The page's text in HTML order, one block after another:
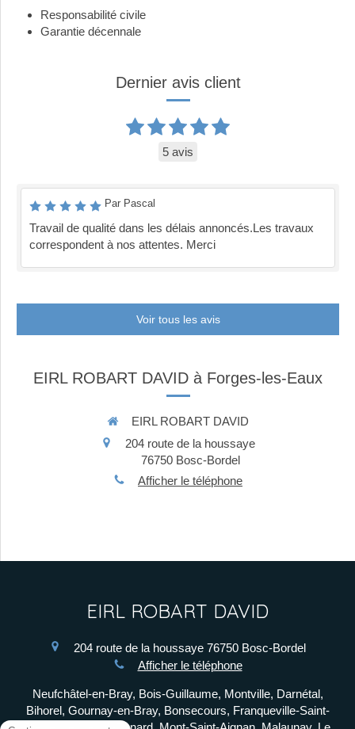
Responsabilité civile
Garantie décennale
Dernier avis client
5 avis
Par Pascal
Travail de qualité dans les délais annoncés.Les travaux
correspondent à nos attentes. Merci
Voir tous les avis
EIRL ROBART DAVID à Forges-les-Eaux
EIRL ROBART DAVID
204 route de la houssaye
76750 Bosc-Bordel
Afficher le téléphone
EIRL ROBART DAVID
204 route de la houssaye 76750 Bosc-Bordel
Afficher le téléphone
Neufchâtel-en-Bray, Bois-Guillaume, Montville, Darnétal,
Bihorel, Gournay-en-Bray, Bonsecours, Franqueville-Saint-